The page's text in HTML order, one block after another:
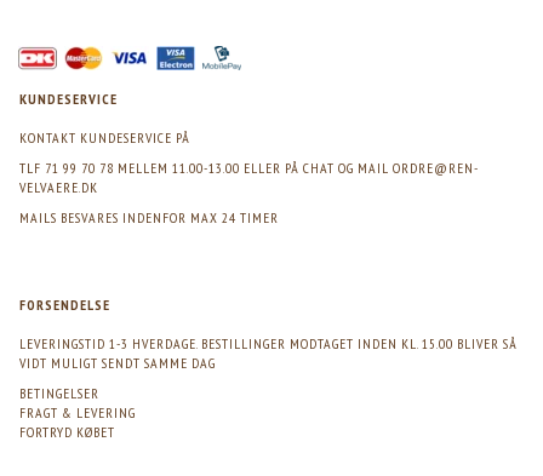
KUNDESERVICE
KONTAKT KUNDESERVICE PÅ
TLF 71 99 70 78 MELLEM 11.00-13.00 ELLER PÅ CHAT OG MAIL ORDRE@REN-
VELVAERE.DK
MAILS BESVARES INDENFOR MAX 24 TIMER
FORSENDELSE
LEVERINGSTID 1-3 HVERDAGE. BESTILLINGER MODTAGET INDEN KL. 15.00 BLIVER SÅ
VIDT MULIGT SENDT SAMME DAG
BETINGELSER
FRAGT & LEVERING
FORTRYD KØBET